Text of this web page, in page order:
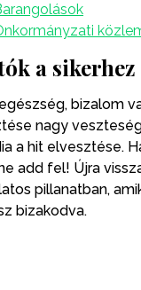
a sikerhez
bizalom
nagy
a hit elvesztése.
add fel! Újra
pillanatban,
bizakodva.